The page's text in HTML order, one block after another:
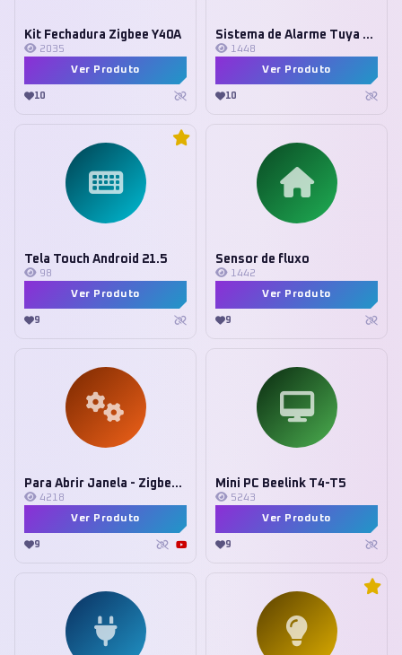
Kit Fechadura Zigbee Y40A
2035
Ver Produto
10
Sistema de Alarme Tuya wifi
1448
Ver Produto
10
Tela Touch Android 21.5
98
Ver Produto
9
Sensor de fluxo
1442
Ver Produto
9
Para Abrir Janela - Zigbee Tuya
4218
Ver Produto
9
Mini PC Beelink T4-T5
5243
Ver Produto
9